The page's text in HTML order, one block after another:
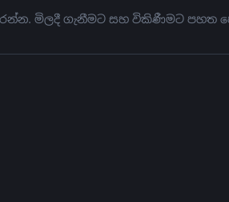
කරන්න. මිලදී ගැනීමට සහ විකිණීමට